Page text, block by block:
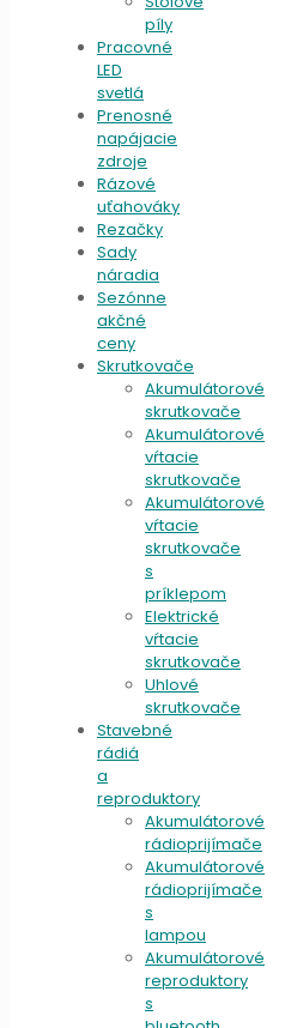
píly
Pracovné
LED
svetlá
Prenosné
napájacie
zdroje
Rázové
uťahováky
Rezačky
Sady
náradia
Sezónne
akčné
ceny
Skrutkovače
Akumulátorové
skrutkovače
Akumulátorové
vŕtacie
skrutkovače
Akumulátorové
vŕtacie
skrutkovače
s
príklepom
Elektrické
vŕtacie
skrutkovače
Uhlové
skrutkovače
Stavebné
rádiá
a
reproduktory
Akumulátorové
rádioprijímače
Akumulátorové
rádioprijímače
s
lampou
Akumulátorové
reproduktory
s